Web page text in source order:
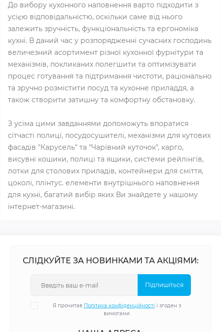
До вибору кухонного наповнення варто підходити з
усією відповідальністю, оскільки саме від нього
залежить зручність, функціональність та ергономіка
кухні. В даний час у розпорядженні сучасних господинь
величезний асортимент різної кухонної фурнітури та
механізмів, покликаних полегшити та оптимізувати
процес готування та підтримання чистоти, раціонально
та зручно розмістити посуд та кухонне приладдя, а
також створити затишну та комфортну обстановку.
З усіма цими завданнями допоможуть впоратися
сітчасті полиці, посудосушителі, механізми для кутових
фасадів "Карусель" та "Чарівний куточок", карго,
висувні кошики, полиці та ящики, системи рейлінгів,
лотки для столових приладів, контейнери для сміття,
цоколі, плінтус. елементи внутрішнього наповнення
для кухні, багатий вибір яких Ви знайдете у нашому
інтернет-магазині.
СЛІДКУЙТЕ ЗА НОВИНКАМИ ТА АКЦІЯМИ:
Підпишіться
Я прочитав Політика конфіденційності і згоден з
вимогами